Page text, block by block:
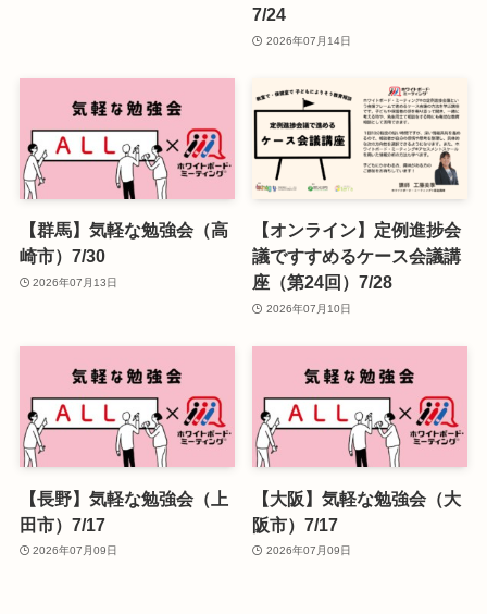
7/24
2026年07月14日
【群馬】気軽な勉強会（高
崎市）7/30
2026年07月13日
【オンライン】定例進捗会
議ですすめるケース会議講
座（第24回）7/28
2026年07月10日
【長野】気軽な勉強会（上
田市）7/17
2026年07月09日
【大阪】気軽な勉強会（大
阪市）7/17
2026年07月09日